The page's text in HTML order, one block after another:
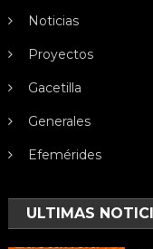
Noticias
Proyectos
Gacetilla
Generales
Efemérides
ULTIMAS